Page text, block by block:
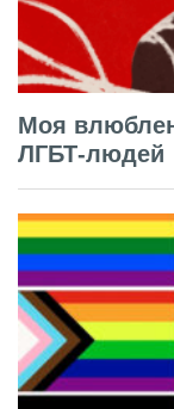
Моя
ЛГБТ-людей